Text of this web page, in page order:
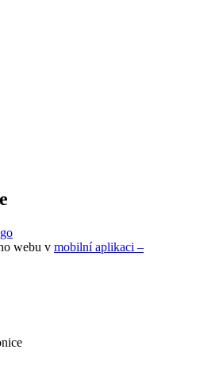
webu v mobilní aplikaci –